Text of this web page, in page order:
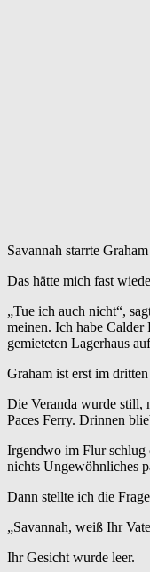
Savannah starrte
Das hätte mich fast
„Tue ich auch nicht“,
meinen. Ich habe
gemieteten Lagerhaus
Graham ist erst im
Die Veranda wurde still,
Paces Ferry. Drinnen
Irgendwo im Flur schlug
nichts Ungewöhnliches
Dann stellte ich die
„Savannah, weiß Ihr
Ihr Gesicht wurde leer.